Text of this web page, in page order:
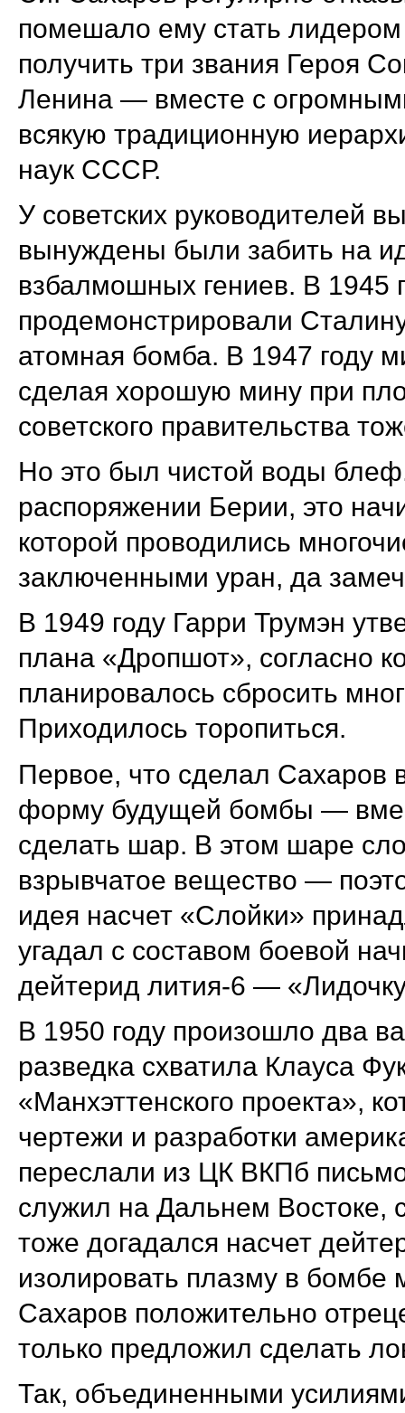
помешало ему стать
получить три звания Героя
Ленина — вместе с
всякую традиционную
наук СССР.
У советских руководителей
вынуждены были забить на
взбалмошных гениев. В 1945
продемонстрировали
атомная бомба. В 1947 году
сделая хорошую мину при
советского правительства
Но это был чистой воды
распоряжении Берии, это
которой проводились
заключенными уран, да
В 1949 году Гарри Трумэн
плана «Дропшот», согласно
планировалось сбросить
Приходилось торопиться.
Первое, что сделал
форму будущей бомбы —
сделать шар. В этом шаре
взрывчатое вещество —
идея насчет «Слойки»
угадал с составом боевой
дейтерид лития-6 —
В 1950 году произошло два
разведка схватила Клауса
«Манхэттенского проекта»,
чертежи и разработки
переслали из ЦК ВКПб
служил на Дальнем Востоке,
тоже догадался насчет
изолировать плазму в бомбе
Сахаров положительно
только предложил сделать
Так, объединенными